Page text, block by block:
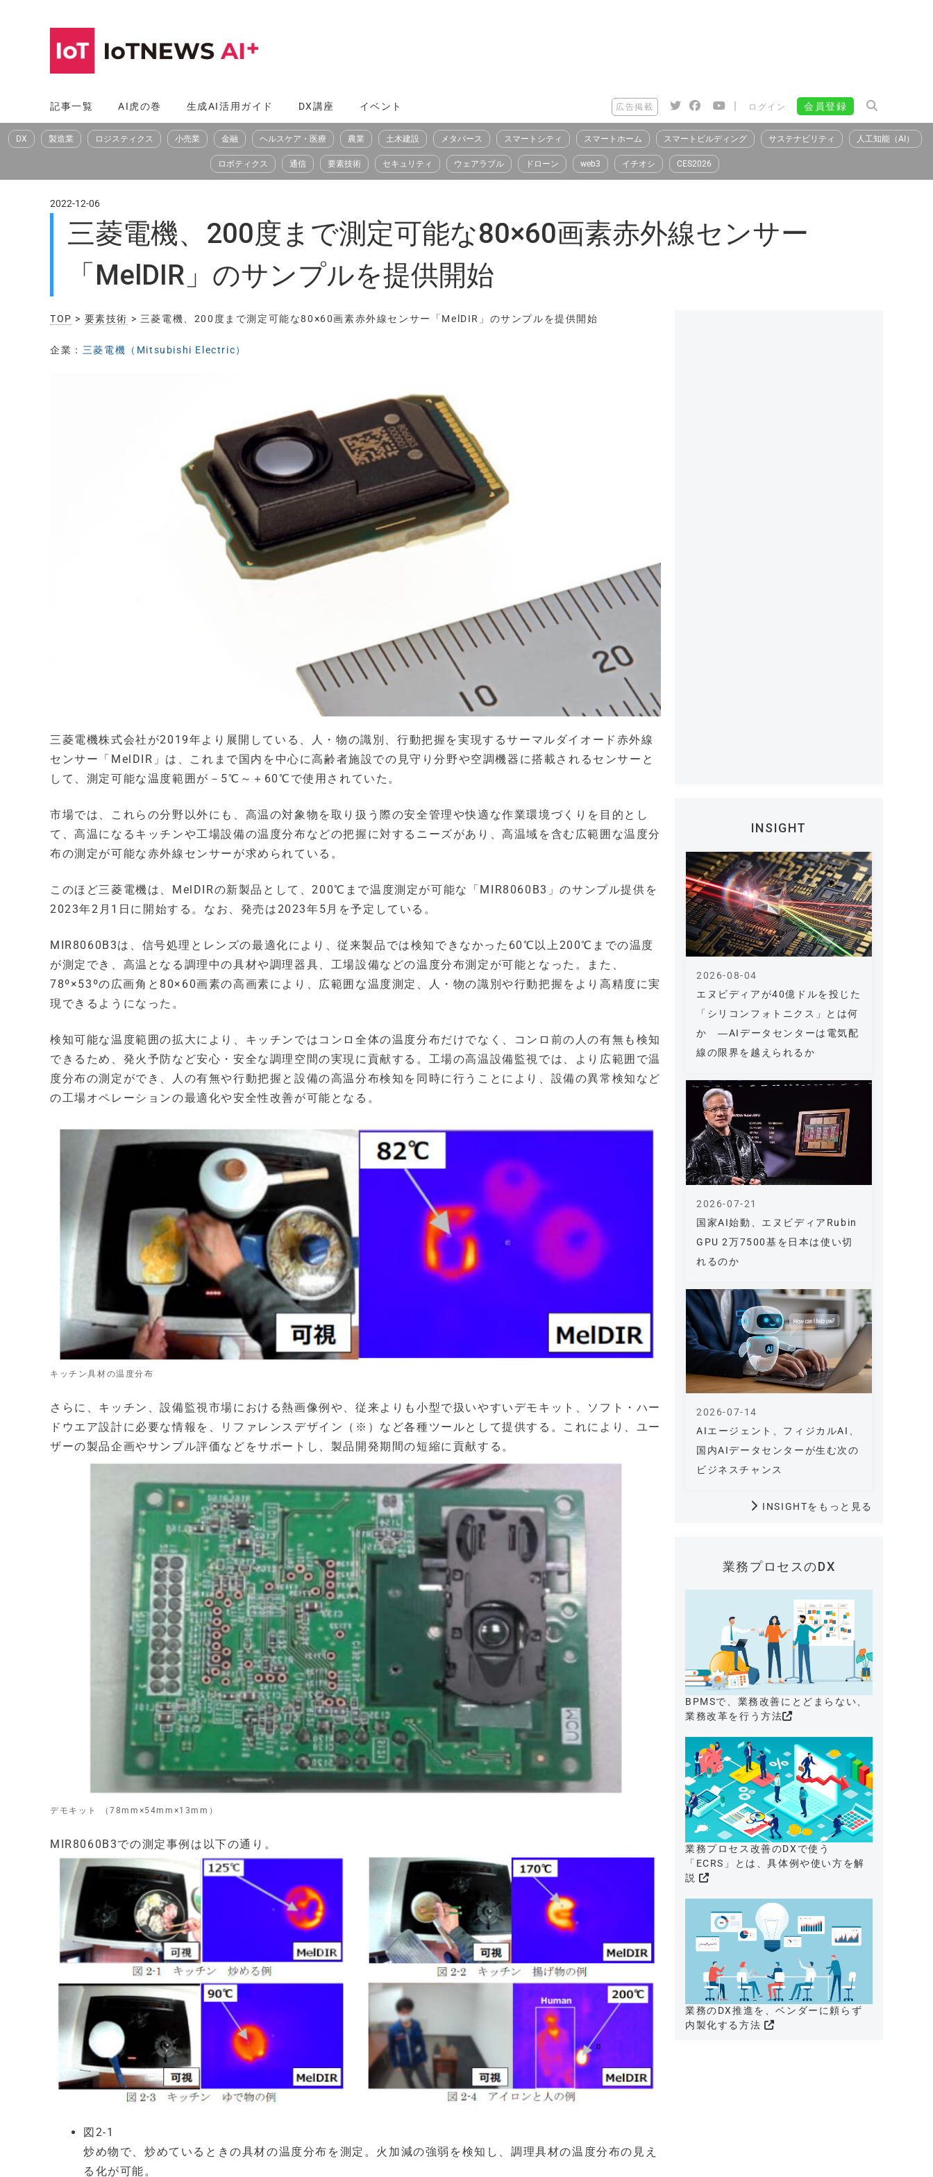
へ
ス
記事一覧 AI虎の巻 生成AI活用ガイド DX講座 イベント 広告掲載 | ログイン 会員登録
DX 製造業 ロジスティクス 小売業 金融 ヘルスケア・医療 農業 土木建設 メタバース スマートシティ スマートホーム スマートビルディング サステナビリティ 人工知能（AI）
ロボティクス 通信 要素技術 セキュリティ ウェアラブル ドローン web3 イチオシ CES2026
2022-12-06
三菱電機、200度まで測定可能な80×60画素赤外線センサー
「MelDIR」のサンプルを提供開始
TOP > 要素技術 > 三菱電機、200度まで測定可能な80×60画素赤外線センサー「MelDIR」のサンプルを提供開始
企業： 三菱電機（Mitsubishi Electric）
三菱電機株式会社が2019年より展開している、人・物の識別、行動把握を実現するサーマルダイオード赤外線
センサー「MelDIR」は、これまで国内を中心に高齢者施設での見守り分野や空調機器に搭載されるセンサーと
して、測定可能な温度範囲が－5℃～＋60℃で使用されていた。
市場では、これらの分野以外にも、高温の対象物を取り扱う際の安全管理や快適な作業環境づくりを目的とし
て、高温になるキッチンや工場設備の温度分布などの把握に対するニーズがあり、高温域を含む広範囲な温度分
布の測定が可能な赤外線センサーが求められている。
このほど三菱電機は、MelDIRの新製品として、200℃まで温度測定が可能な「MIR8060B3」のサンプル提供を
2023年2月1日に開始する。なお、発売は2023年5月を予定している。
MIR8060B3は、信号処理とレンズの最適化により、従来製品では検知できなかった60℃以上200℃までの温度
が測定でき、高温となる調理中の具材や調理器具、工場設備などの温度分布測定が可能となった。また、
78º×53ºの広画角と80×60画素の高画素により、広範囲な温度測定、人・物の識別や行動把握をより高精度に実
現できるようになった。
検知可能な温度範囲の拡大により、キッチンではコンロ全体の温度分布だけでなく、コンロ前の人の有無も検知
できるため、発火予防など安心・安全な調理空間の実現に貢献する。工場の高温設備監視では、より広範囲で温
度分布の測定ができ、人の有無や行動把握と設備の高温分布検知を同時に行うことにより、設備の異常検知など
の工場オペレーションの最適化や安全性改善が可能となる。
キッチン具材の温度分布
さらに、キッチン、設備監視市場における熱画像例や、従来よりも小型で扱いやすいデモキット、ソフト・ハー
ドウエア設計に必要な情報を、リファレンスデザイン（※）など各種ツールとして提供する。これにより、ユー
ザーの製品企画やサンプル評価などをサポートし、製品開発期間の短縮に貢献する。
デモキット （78mm×54mm×13mm）
MIR8060B3での測定事例は以下の通り。
図2-1
炒め物で、炒めているときの具材の温度分布を測定。火加減の強弱を検知し、調理具材の温度分布の見え
る化が可能。
INSIGHT
エヌビディアが40億ドルを投じた
「シリコンフォトニクス」とは何
か ―AIデータセンターは電気配
線の限界を越えられるか
2026-08-04
国家AI始動、エヌビディアRubin
GPU 2万7500基を日本は使い切
れるのか
2026-07-21
AIエージェント、フィジカルAI、
国内AIデータセンターが生む次の
ビジネスチャンス
2026-07-14
INSIGHTをもっと見る
業務プロセスのDX
BPMSで、業務改善にとどまらない、
業務改革を行う方法
業務プロセス改善のDXで使う
「ECRS」とは、具体例や使い方を解
説
業務のDX推進を、ベンダーに頼らず
内製化する方法